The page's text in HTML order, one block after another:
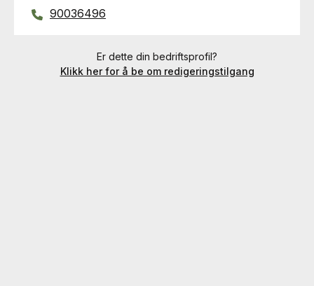
90036496
Er dette din bedriftsprofil?
Klikk her for å be om redigeringstilgang